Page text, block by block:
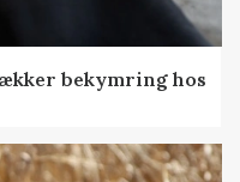
bekymring hos